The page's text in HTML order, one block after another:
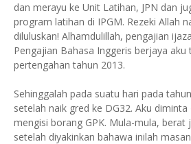
dan merayu ke Unit Latihan, JPN dan
program latihan di IPGM. Rezeki Allah
diluluskan! Alhamdulillah, pengajian
Pengajian Bahasa Inggeris berjaya aku
pertengahan tahun 2013.
Sehinggalah pada suatu hari pada
setelah naik gred ke DG32. Aku
mengisi borang GPK. Mula-mula, berat
setelah diyakinkan bahawa inilah